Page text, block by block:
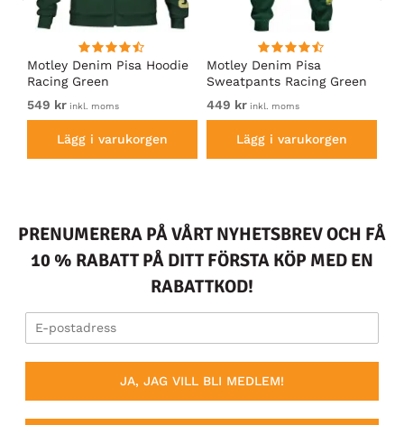
Motley Denim Pisa Hoodie
Racing Green
549 kr inkl. moms
Lägg i varukorgen
Motley Denim Pisa
Sweatpants Racing Green
449 kr inkl. moms
Lägg i varukorgen
PRENUMERERA PÅ VÅRT NYHETSBREV OCH FÅ
10 % RABATT PÅ DITT FÖRSTA KÖP MED EN
RABATTKOD!
JA, JAG VILL BLI MEDLEM!